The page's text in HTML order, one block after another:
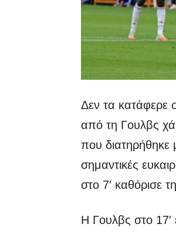
Δεν τα κατάφερε
από τη Γουλβς
που διατηρήθηκε
σημαντικές
στο 7′ καθόρισε
Η Γουλβς στο 17′